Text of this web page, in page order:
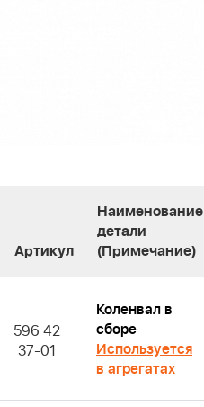
Артикул
Наименование
детали
(Примечание)
596 42
37-01
Коленвал в
сборе
Используется
в агрегатах